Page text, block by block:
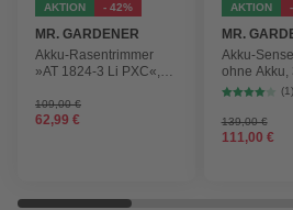
AKTION - 42%
MR. GARDENER
Akku-Rasentrimmer
»AT 1824-3 Li PXC«,
109,00 €
62,99 €
AKTION
MR.
Akku-
ohne Akku,
(1)
139,00 €
111,00 €